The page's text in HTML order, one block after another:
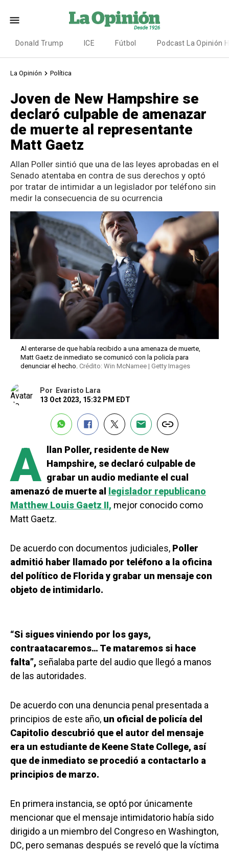
Donald Trump ICE Fútbol Podcast La Opinión
La Opinión Política
Joven de New Hampshire se
declaró culpable de amenazar
de muerte al representante
Matt Gaetz
Allan Poller sintió que una de las leyes aprobadas en el
Senado atentaba en contra de sus derechos y optó
por tratar de intimidar a un legislador por teléfono sin
medir la consecuencia de su ocurrencia
Al enterarse de que había recibido a una amenaza de muerte,
Matt Gaetz de inmediato se comunicó con la policía para
denunciar el hecho. Crédito: Win McNamee | Getty Images
Por Evaristo Lara
13 Oct 2023, 15:32 PM EDT
A llan Poller, residente de New
Hampshire, se declaró culpable de
grabar un audio mediante el cual
amenazó de muerte al legislador republicano
Matthew Louis Gaetz II, mejor conocido como
Matt Gaetz.
De acuerdo con documentos judiciales, Poller
admitió haber llamado por teléfono a la oficina
del político de Florida y grabar un mensaje con
objeto de intimidarlo.
“Si sigues viniendo por los gays,
contraatacaremos… Te mataremos si hace
falta”, señalaba parte del audio que llegó a manos
de las autoridades.
De acuerdo con una denuncia penal presentada a
principios de este año, un oficial de policía del
Capitolio descubrió que el autor del mensaje
era un estudiante de Keene State College, así
que de inmediato se procedió a contactarlo a
principios de marzo.
En primera instancia, se optó por únicamente
mencionar que el mensaje intimidatorio había sido
dirigido a un miembro del Congreso en Washington,
DC, pero semanas después se reveló que la víctima